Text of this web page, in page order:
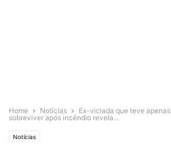
Home Notícias
Ex-viciada que teve
sobreviver após incêndio revela...
Notícias